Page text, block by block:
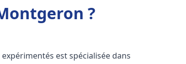
?
est spécialisée dans